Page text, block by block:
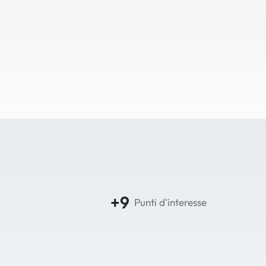
+9 Punti d'interesse